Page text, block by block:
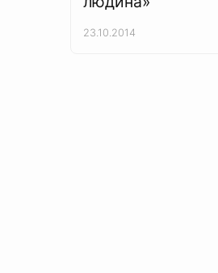
23.10.2014